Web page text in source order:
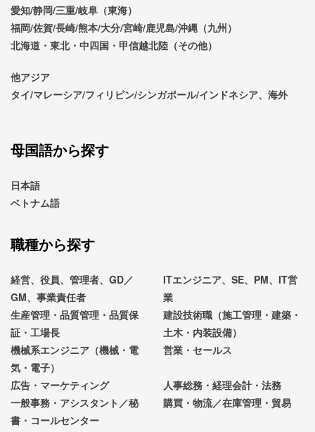
愛知/静岡/三重/岐阜（東海）
福岡/佐賀/長崎/熊本/大分/宮崎/鹿児島/沖縄（九州）
北海道・東北・中四国・甲信越北陸（その他）
他アジア
タイ/マレーシア/フィリピン/シンガポール/インドネシア、海外
母国語から探す
日本語
ベトナム語
職種から探す
経営、役員、管理者、GD／
GM、事業責任者
ITエンジニア、SE、PM、IT営
業
生産管理・品質管理・品質保
証・工場長
建設技術職（施工管理・建築・
土木・内装設備）
機械系エンジニア（機械・電
気・電子）
営業・セールス
広告・マーケティング
人事総務・経理会計・法務
一般事務・アシスタント／秘
書・コールセンター
購買・物流／在庫管理・貿易